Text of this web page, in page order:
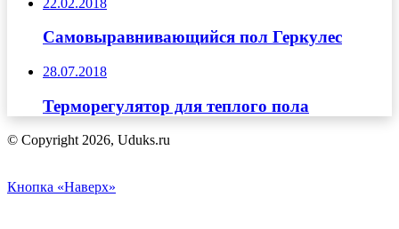
Самовыравнивающийся пол Геркулес
28.07.2018
Терморегулятор для теплого пола
© Copyright 2026, Uduks.ru
Кнопка «Наверх»